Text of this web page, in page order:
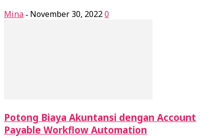
Mina - November 30, 20220
Potong Biaya Akuntansi dengan Account
Payable Workflow Automation